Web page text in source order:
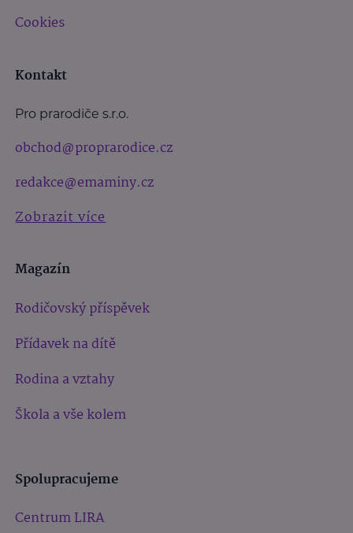
Cookies
Kontakt
Pro prarodiče s.r.o.
obchod@proprarodice.cz
redakce@emaminy.cz
Zobrazit více
Magazín
Rodičovský příspěvek
Přídavek na dítě
Rodina a vztahy
Škola a vše kolem
Spolupracujeme
Centrum LIRA